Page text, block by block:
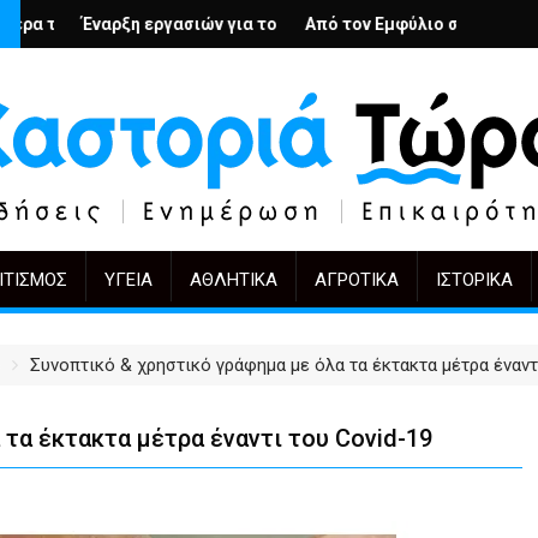
Βέγκνερ απέναντι στη λήθη
για το Κέντρο Ημέρας Ολικής Φροντίδας στην Καστοριά
Από τον Εμφύλιο στην Πόλωση: το ίδιο έργο, άλλοι
KIFF 51: Η εικόνα μετά την
ΥΓΕΊΑ ΑΘΛΗΤΙΚΆ ΑΓΡΟΤΙΚΆ ΙΣΤΟΡΙΚΆ
Συνοπτικό & χρηστικό γράφημα με όλα τα έκτακτα μέτρα
έκτακτα μέτρα έναντι του Covid-19